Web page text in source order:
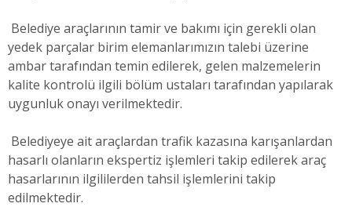
Belediye araçlarının tamir ve bakımı için gerekli olan
yedek parçalar birim elemanlarımızın talebi üzerine
ambar tarafından temin edilerek, gelen malzemelerin
kalite kontrolü ilgili bölüm ustaları tarafından yapılarak
uygunluk onayı verilmektedir.
Belediyeye ait araçlardan trafik kazasına karışanlardan
hasarlı olanların ekspertiz işlemleri takip edilerek araç
hasarlarının ilgililerden tahsil işlemlerini takip
edilmektedir.